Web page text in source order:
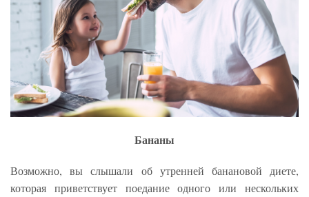
Бананы
Возможно, вы слышали об утренней банановой диете,
которая приветствует поедание одного или нескольких